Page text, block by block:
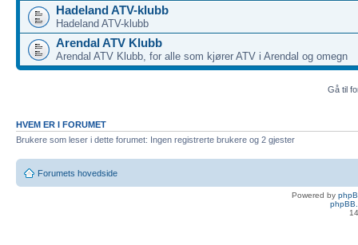
Hadeland ATV-klubb
Hadeland ATV-klubb
Arendal ATV Klubb
Arendal ATV Klubb, for alle som kjører ATV i Arendal og omegn
Gå til
HVEM ER I FORUMET
Brukere som leser i dette forumet: Ingen registrerte brukere og 2 gjester
Forumets hovedside
Powered by